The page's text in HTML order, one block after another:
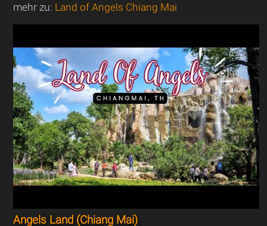
mehr zu: Land of Angels Chiang Mai
Angels Land (Chiang Mai)